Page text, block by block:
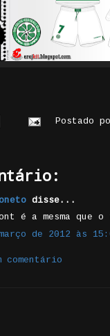
Postado
disse...
é a mesma que o
de 2012 às
comentário